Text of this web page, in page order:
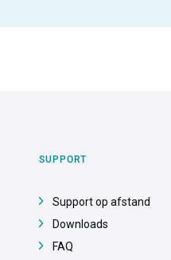
SUPPORT
Support op afstand
Downloads
FAQ